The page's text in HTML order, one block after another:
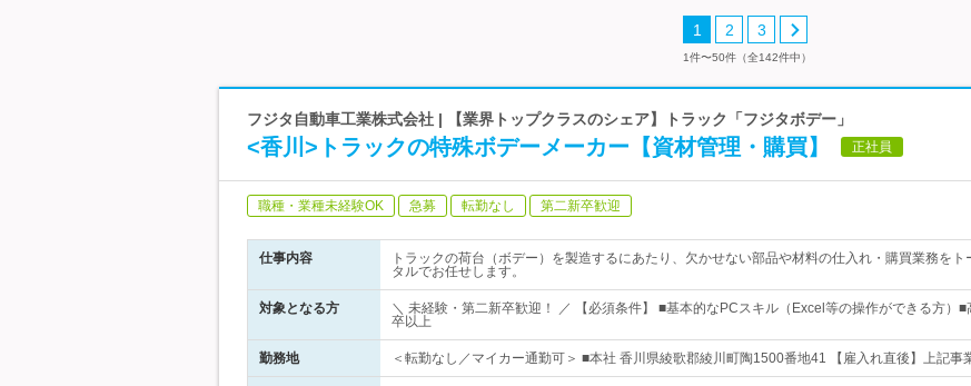
1 2 3
1件〜50件（全142件中）
フジタ自動車工業株式会社 | 【業界トップクラスのシェア】トラック「フジタボデー」
<香川>トラックの特殊ボデーメーカー【資材管理・購買】 正社員
職種・業種未経験OK 急募 転勤なし 第二新卒歓迎
仕事内容
トラックの荷台（ボデー）を製造するにあたり、欠かせない部品や材料の仕入れ・購買業務をト
タルでお任せします。
対象となる方
＼ 未経験・第二新卒歓迎！ ／ 【必須条件】 ■基本的なPCスキル（Excel等の操作ができる方）■
卒以上
勤務地 ＜転勤なし／マイカー通勤可＞ ■本社 香川県綾歌郡綾川町陶1500番地41 【雇入れ直後】上記事